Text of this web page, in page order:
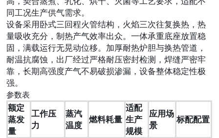
同工况生产供气需求。
设备采用卧式三回程火管结构，火焰三次往复换热，热
量吸收充分，制热产气效率出众。一体承重底座放置稳
固，满载运行无晃动位移。加厚耐热炉胆与换热管道，
耐温抗腐蚀，出厂经过严格耐压密封检测，焊缝严密牢
靠，长期高强度产气不易破损渗漏，设备整体稳定性极
强。
参数表
额定
蒸发
量
工作压
力
蒸汽
温度
燃料耗量
适配
生产
规模
应用场
景
标配配置